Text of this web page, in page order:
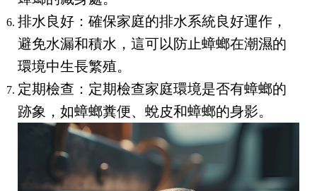
排水良好：確保家庭的排水系統良好運作，
避免水漏和積水，這可以防止蟑螂在潮濕的
環境中生長繁殖。
定期檢查：定期檢查家庭環境是否有蟑螂的
跡象，如蟑螂糞便、蛻皮和蟑螂的身影。